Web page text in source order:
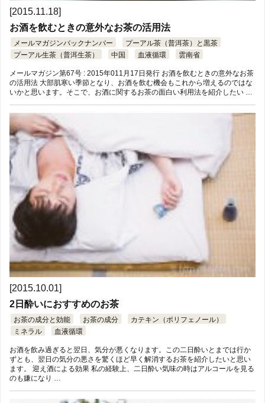
[2015.11.18]
お酒を飲むときの意外なお茶の活用法
メールマガジンバックナンバー
プーアル茶（普洱茶）と黒茶
プーアル生茶（普洱生茶）
中国 血液循環 雲南省
メールマガジン第67号 : 2015年011月17日発行 お酒を飲むときの意外なお茶
の活用法 大部肌寒い季節となり、お酒を飲む機会もこれから増えるのではな
いかと思います。そこで、お酒に関するお茶の面白い利用法を紹介したい …
[2015.10.01]
2日酔いにおすすめのお茶
お茶の成分と効能 お茶の成分
カテキン（ポリフェノール）
ミネラル
血液循環
お酒を飲み過ぎると翌日、気分が悪くなります。この二日酔いとまでは行か
ずとも、翌日の気分の悪さを驚くほど早く解消するお茶を紹介したいと思い
ます。 迎え酒による効果 私の経験上、二日酔い気味の時はアルコールを見る
のも嫌になり …